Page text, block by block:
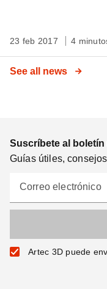
23 feb 2017 4
See all news
Suscríbete al boletín
Guías útiles,
Correo electrónico
Artec 3D puede